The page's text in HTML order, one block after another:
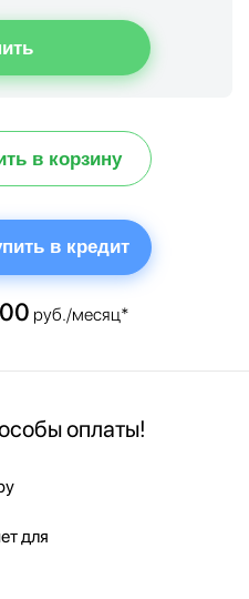
в корзину
в кредит
руб./месяц*
оплаты!
для